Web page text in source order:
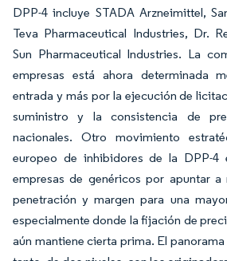
DPP-4 incluye STADA Arzneimittel,
Teva Pharmaceutical Industries, Dr.
Sun Pharmaceutical Industries. La
empresas está ahora determinada
entrada y más por la ejecución de
suministro y la consistencia de
nacionales. Otro movimiento
europeo de inhibidores de la DPP-4
empresas de genéricos por apuntar a
penetración y margen para una
especialmente donde la fijación de
aún mantiene cierta prima. El